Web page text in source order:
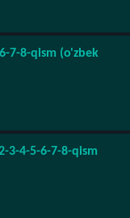
7-8-qism (o'zbek
3-4-5-6-7-8-qism